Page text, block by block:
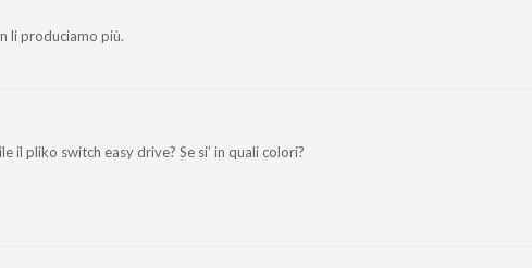
li produciamo più.
il pliko switch easy drive? Se si’ in quali colori?